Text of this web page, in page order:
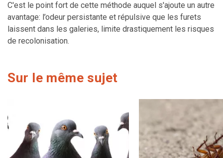
C'est le point fort de cette méthode auquel s'ajoute un autre
avantage: l’odeur persistante et répulsive que les furets
laissent dans les galeries, limite drastiquement les risques
de recolonisation.
Sur le même sujet